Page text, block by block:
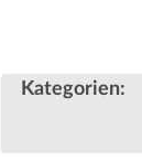
Kategorien: